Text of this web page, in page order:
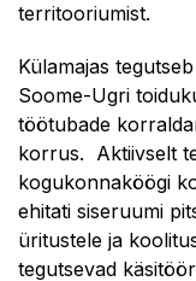
territooriumist.
Külamajas
Soome-Ugri
töötubade
korrus. Aktiivselt
kogukonnaköögi
ehitati siseruumi
üritustele ja
tegutsevad